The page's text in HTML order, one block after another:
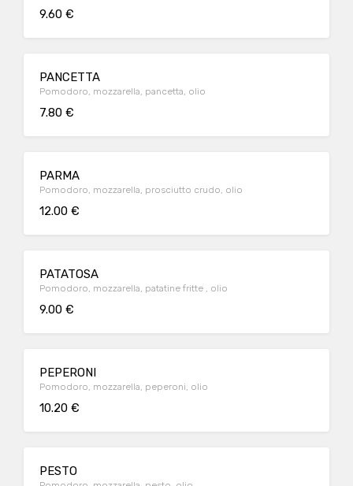
9.60 €
PANCETTA
Pomodoro, mozzarella, pancetta, olio
7.80 €
PARMA
Pomodoro, mozzarella, prosciutto crudo, olio
12.00 €
PATATOSA
Pomodoro, mozzarella, patatine fritte , olio
9.00 €
PEPERONI
Pomodoro, mozzarella, peperoni, olio
10.20 €
PESTO